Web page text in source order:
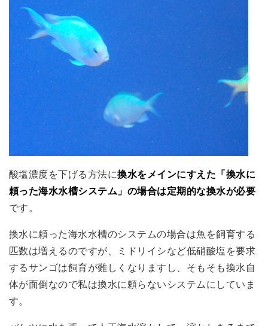
酸塩濃度を下げる方法に換水をメインにすえた「換水に
頼った海水水槽システム」の場合は定期的な換水が必要
です。
換水に頼った海水水槽のシステムの場合は魚を飼育する
匹数は増えるのですが、ミドリイシなど低硝酸塩を要求
するサンゴは飼育が難しくなりますし、そもそも換水自
体が面倒なので私は換水に頼らないシステムにしていま
す。